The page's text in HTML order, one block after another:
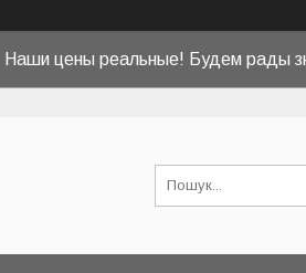
Наши цены реальные! Будем рады